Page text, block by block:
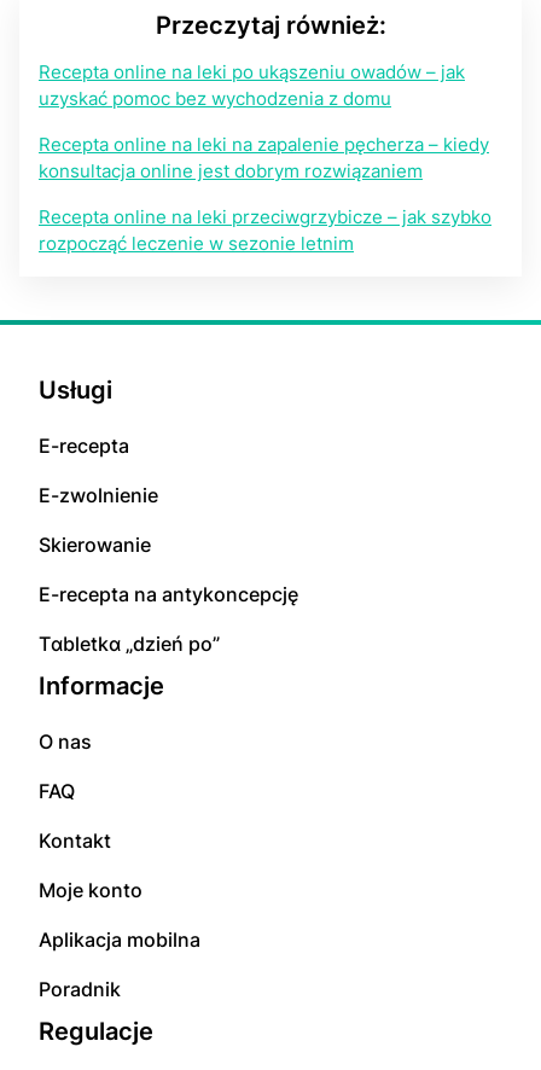
Przeczytaj również:
Recepta online na leki po ukąszeniu owadów – jak
uzyskać pomoc bez wychodzenia z domu
Recepta online na leki na zapalenie pęcherza – kiedy
konsultacja online jest dobrym rozwiązaniem
Recepta online na leki przeciwgrzybicze – jak szybko
rozpocząć leczenie w sezonie letnim
Usługi
E-rесерta
E-zwolnienie
Skierowanie
E-rесерta na аntуkоnсерсję
Tɑbletkɑ „dzień po”
Informacje
O nas
FAQ
Kontakt
Moje konto
Aplikacja mobilna
Poradnik
Regulacje